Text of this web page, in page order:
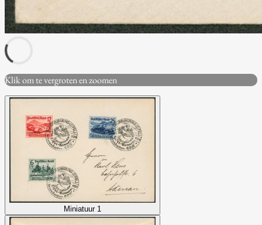
Klik om te vergroten en zoomen
Miniatuur 1